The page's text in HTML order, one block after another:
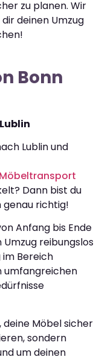
zu planen. Wir
deinen Umzug
Bonn
Lublin und
Möbeltransport
Dann bist du
genau richtig!
Anfang bis Ende
Umzug reibungslos
Bereich
umfangreichen
Möbel sicher
sondern
um deinen